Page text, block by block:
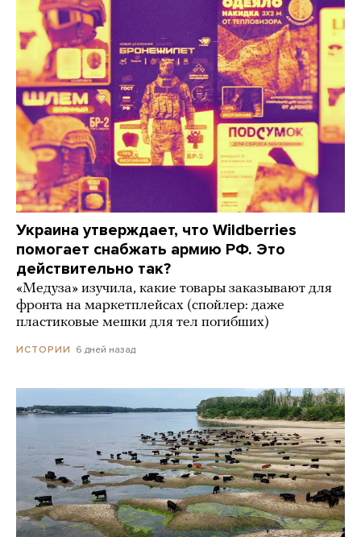
Украина утверждает, что Wildberries
помогает снабжать армию РФ. Это
действительно так?
«Медуза» изучила, какие товары заказывают для
фронта на маркетплейсах (спойлер: даже
пластиковые мешки для тел погибших)
ИСТОРИИ 6 дней назад